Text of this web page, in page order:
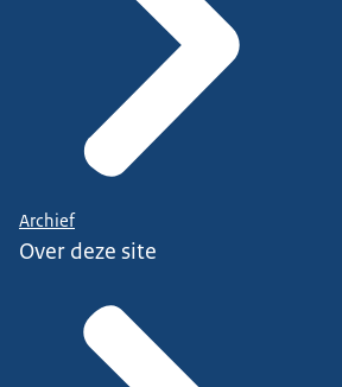
Archief
Over deze site